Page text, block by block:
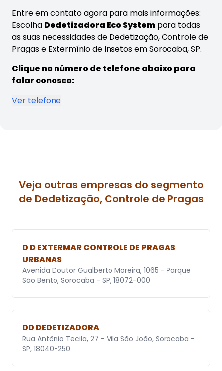
Entre em contato agora para mais informações:
Escolha Dedetizadora Eco System para todas
as suas necessidades de Dedetização, Controle de
Pragas e Extermínio de Insetos em Sorocaba, SP.
Clique no número de telefone abaixo para
falar conosco:
Ver telefone
Veja outras empresas do segmento
de Dedetização, Controle de Pragas
D D EXTERMAR CONTROLE DE PRAGAS
URBANAS
Avenida Doutor Gualberto Moreira, 1065 - Parque
São Bento, Sorocaba - SP, 18072-000
DD DEDETIZADORA
Rua Antônio Tecila, 27 - Vila São João, Sorocaba -
SP, 18040-250